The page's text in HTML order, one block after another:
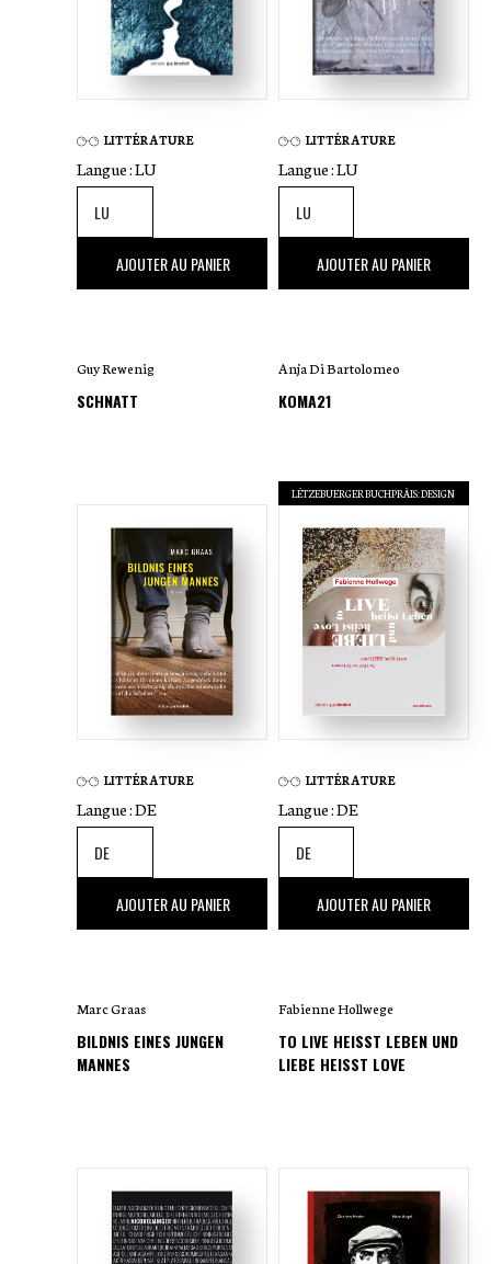
LITTÉRATURE
Langue :LU
,00 €
AJOUTER AU PANIER
Guy Rewenig
SCHNATT
LITTÉRATURE
Langue :LU
,00 €
AJOUTER AU PANIER
Anja Di Bartolomeo
KOMA21
LITTÉRATURE
Langue :DE
,00 €
AJOUTER AU PANIER
Marc Graas
BILDNIS EINES JUNGEN
MANNES
LËTZEBUERGER BUCHPRÄIS: DESIGN
LITTÉRATURE
Langue :DE
,00 €
AJOUTER AU PANIER
Fabienne Hollwege
TO LIVE HEISST LEBEN UND L
IEBE HEISST LOVE